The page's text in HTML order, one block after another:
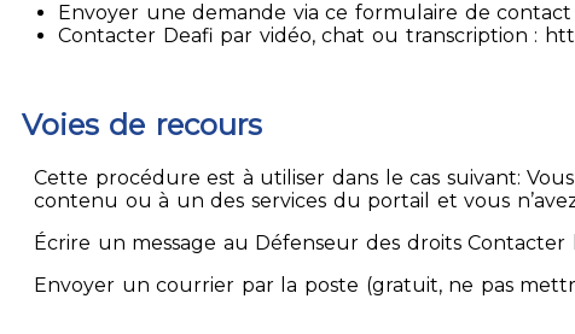
Envoyer une demande via ce formulaire de contact
Contacter Deafi par vidéo, chat ou transcription :
Voies de recours
Cette procédure est à utiliser dans le cas suivant:
contenu ou à un des services du portail et vous
Écrire un message au Défenseur des droits
Envoyer un courrier par la poste (gratuit, ne pas